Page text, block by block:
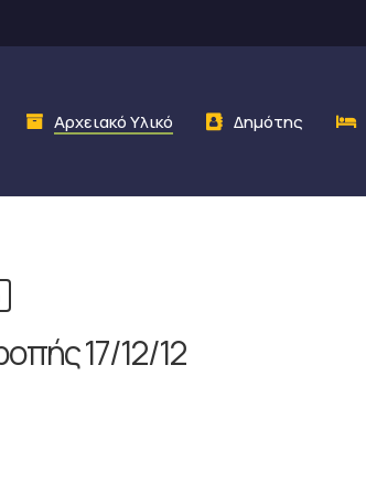
Αρχειακό Υλικό Δημότης
17/12/12